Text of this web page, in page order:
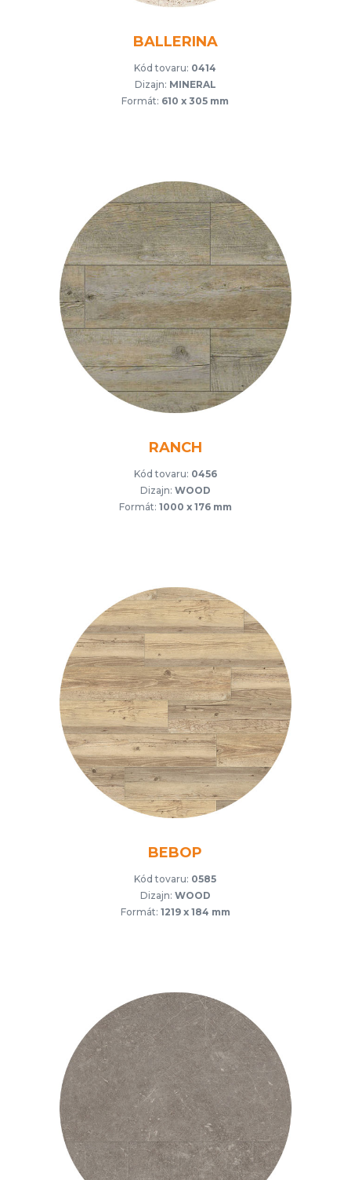
BALLERINA
Kód tovaru: 0414
Dizajn: MINERAL
Formát: 610 x 305 mm
RANCH
Kód tovaru: 0456
Dizajn: WOOD
Formát: 1000 x 176 mm
BEBOP
Kód tovaru: 0585
Dizajn: WOOD
Formát: 1219 x 184 mm